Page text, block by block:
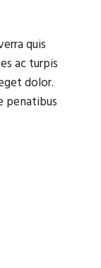
quis
ac turpis
dolor.
penatibus